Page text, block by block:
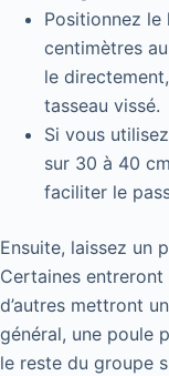
Positionnez le
centimètres
le
tasseau vissé.
Si vous
sur 30 à 40
faciliter le
Ensuite, laissez un
Certaines entreront
d’autres mettront
général, une poule
le reste du groupe